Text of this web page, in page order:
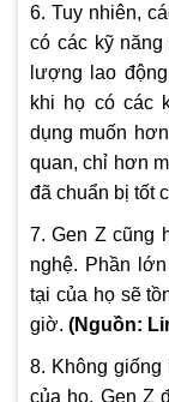
6. Tuy nhiên,
có các kỹ
lượng lao
khi họ có các
dụng muốn
quan, chỉ hơn
đã chuẩn bị tốt
7. Gen Z cũng
nghệ. Phần
tại của họ sẽ
giờ. (Nguồn:
8. Không
của họ, Gen Z